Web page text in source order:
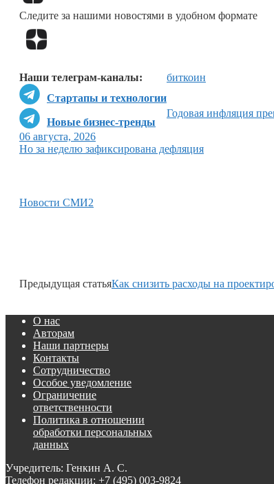
Следите за нашими новостями в удобном формате
Наши телеграм-каналы:
Стартапы и технологии
Новые бизнес-тренды
биткоин
Годовая инфляция
06 августа, 2026
Но за неделю зафиксирована дефляция
Новости СМИ2
Предыдущая статьяКак снизить расходы на
О нас
Авторам
Наши партнеры
Контакты
Сотрудничество
Особое уведомление
Ограничение
ответственности
Политика в отношении
обработки персональных
данных
Учредитель: Генкин А. С.
Телефон редакции: +7 (495) 003-9824